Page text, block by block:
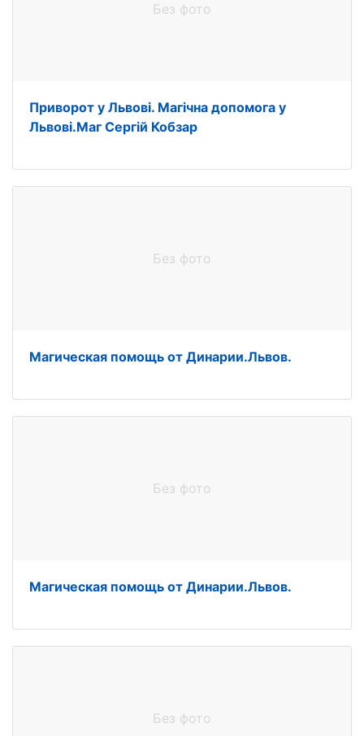
Без фото
Приворот у Львові. Магічна допомога у
Львові.Маг Сергій Кобзар
Без фото
Магическая помощь от Динарии.Львов.
Без фото
Магическая помощь от Динарии.Львов.
Без фото